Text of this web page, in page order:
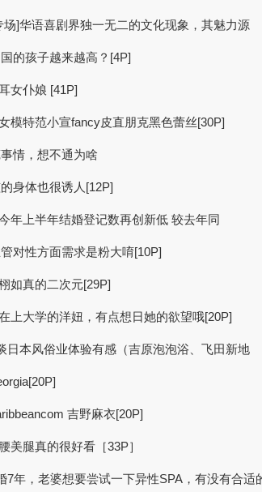
场]华语喜剧界独一无二的文化现象，其魅力源
的孩子越来越高？[4P]
女仆娘 [41P]
模特范小宣fancy皮直朋克黑色蕾丝[30P]
情，想不通为啥
身体也很诱人[12P]
年上半年结婚登记数再创新低 较去年同
对性方面需求是粉大唷[10P]
如真的二次元[29P]
上大学的洋妞，有点想日她的欲望哦[20P]
日本风俗业体验有感（吉原泡泡浴、飞田新地
吉野麻衣[20P]
美腿真的很好看［33P］
7年，老婆想要尝试一下异性SPA，有没有合适